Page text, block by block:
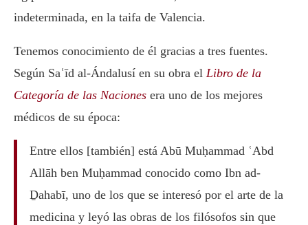
indeterminada, en la taifa de Valencia.
Tenemos conocimiento de él gracias a tres fuentes.
Según Saʿīd al-Ándalusí en su obra el Libro de la
Categoría de las Naciones era uno de los mejores
médicos de su época:
Entre ellos [también] está Abū Muḥammad ʿAbd
Allāh ben Muḥammad conocido como Ibn ad-
Ḏahabī, uno de los que se interesó por el arte de la
medicina y leyó las obras de los filósofos sin que